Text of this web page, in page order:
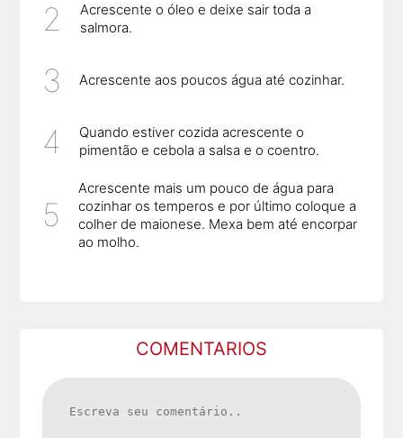
Acrescente o óleo e deixe sair toda a
salmora.
Acrescente aos poucos água até cozinhar.
Quando estiver cozida acrescente o
pimentão e cebola a salsa e o coentro.
Acrescente mais um pouco de água para
cozinhar os temperos e por último coloque a
colher de maionese. Mexa bem até encorpar
ao molho.
COMENTARIOS